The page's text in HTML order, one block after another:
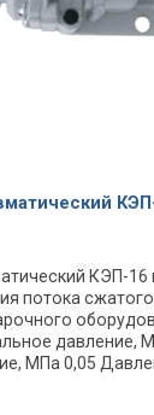
КЭП-16
потока
давление,
МПа 0,05